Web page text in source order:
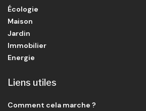
Écologie
Maison
Jardin
Immobilier
Energie
Liens utiles
Comment cela marche ?